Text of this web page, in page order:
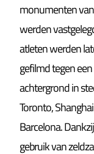
monumenten
werden
atleten werden
gefilmd tegen
achtergrond in
Toronto,
Barcelona.
gebruik van